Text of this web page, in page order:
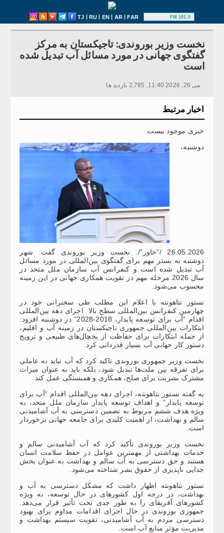
TJ | RU | EN | AR|FAR 101.5 FM
نخست وزیر بوروندی: تاجیکستان به مرکز
گفتگوی جهانی در مورد مسائل آب تبدیل شده
است
می 26, 2026 11:40, 2,785 بازدید ها
اخبار مرتبط
خبری موجود نیست
دوشنبه،
26.05.2026 /”خاور”/. نخست وزیر بوروندی گفت: شهر
دوشنبه به بستر مهم برای گفتگوی بین‌المللی در مورد مسائل
آب تبدیل شده است و کنفرانس آب سازمان ملل متحد در
سال 2026 مرحله‌ مهم در تقویت همکاری جهانی در این زمینه
محسوب می‌شود.
نستور نتاهونته با اعلام این مطلب طی سخنرانی خود در
چهارمین کنفرانس بین‌المللی سطح بالا اجرای دهه بین‌المللی
اقدام “آب برای توسعه پایدار، 2018-2028” در دوشنبه افزود:
ابتکارات بین‌المللی جمهوری تاجیکستان در زمینه آب و اقلیم،
از جمله ابتکارات برای حفاظت از یخچال‌های طبیعی و ترویج
دستور کار جهانی آب بسیار قدردانی کرد.
نخست وزیر جمهوری بوروندی تاکید کرد که آب نباید به عاملی
برای تفرقه بین ملت‌ها تبدیل شود، بلکه باید به عنوان میراث
مشترک بشریت برای صلح، همکاری و همبستگی عمل کند.
به گفته نستور نتاهونته، اجرای دهه بین‌المللی اقدام “آب برای
توسعه پایدار” و اهداف توسعه پایدار سازمان ملل متحد، به
ویژه هدف ششم مربوط به تضمین دسترسی به آب آشامیدنی
سالم و بهداشت، از اهمیت کلیدی برای جامعه جهانی برخوردار
است.
نخست وزیر بوروندی تأکید کرد که آب آشامیدنی سالم و
خدمات بهداشتی از مهمترین عوامل در حفظ سلامت انسان
هستند و حق دسترسی به آب سالم و بهداشت به عنوان بخش
جدایی ناپذیری از حقوق بشر شناخته می‌شود.
نستور نتاهونته اظهار داشت که مشکل دسترسی به آب و
بهداشت، در درجه اول کشورهای در حال توسعه، به ویژه
کشورهای آفریقای را به طور جدی تحت تأثیر قرار می‌دهد.
جمهوری بوروندی در حال اجرای اقدامات مداوم برای بهبود
دسترسی مردم به آب آشامیدنی، تقویت سیستم بهداشت و
مدیریت مؤثر منابع آب است.